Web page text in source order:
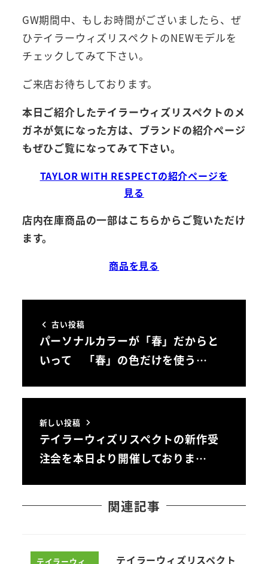
GW期間中、もしお時間がございましたら、ぜ
ひテイラーウィズリスペクトのNEWモデルを
チェックしてみて下さい。
ご来店お待ちしております。
本日ご紹介したテイラーウィズリスペクトのメ
ガネが気になった方は、ブランドの紹介ページ
もぜひご覧になってみて下さい。
TAYLOR WITH RESPECTの紹介ページを
見る
店内在庫商品の一部はこちらからご覧いただけ
ます。
商品を見る
古い投稿
パーソナルカラーが「春」だからと
いって 「春」の色だけを使う…
新しい投稿
テイラーウィズリスペクトの新作受
注会を本日より開催しておりま…
関連記事
テイラーウィ テイラーウィズリスペクト